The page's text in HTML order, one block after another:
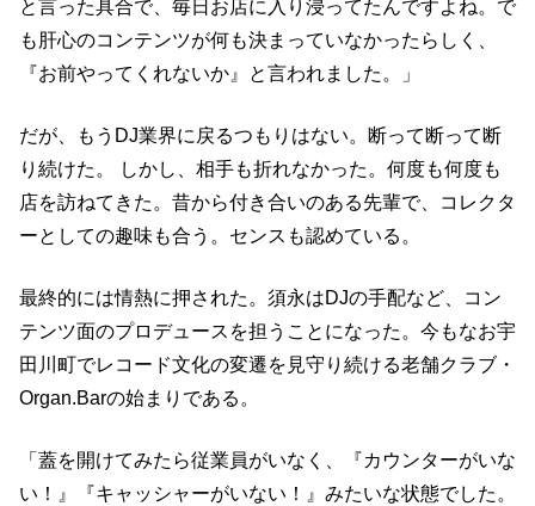
と言った具合で、毎日お店に入り浸ってたんですよね。で
も肝心のコンテンツが何も決まっていなかったらしく、
『お前やってくれないか』と言われました。」
だが、もうDJ業界に戻るつもりはない。断って断って断
り続けた。 しかし、相手も折れなかった。何度も何度も
店を訪ねてきた。昔から付き合いのある先輩で、コレクタ
ーとしての趣味も合う。センスも認めている。
最終的には情熱に押された。須永はDJの手配など、コン
テンツ面のプロデュースを担うことになった。今もなお宇
田川町でレコード文化の変遷を見守り続ける老舗クラブ・
Organ.Barの始まりである。
「蓋を開けてみたら従業員がいなく、『カウンターがいな
い！』『キャッシャーがいない！』みたいな状態でした。